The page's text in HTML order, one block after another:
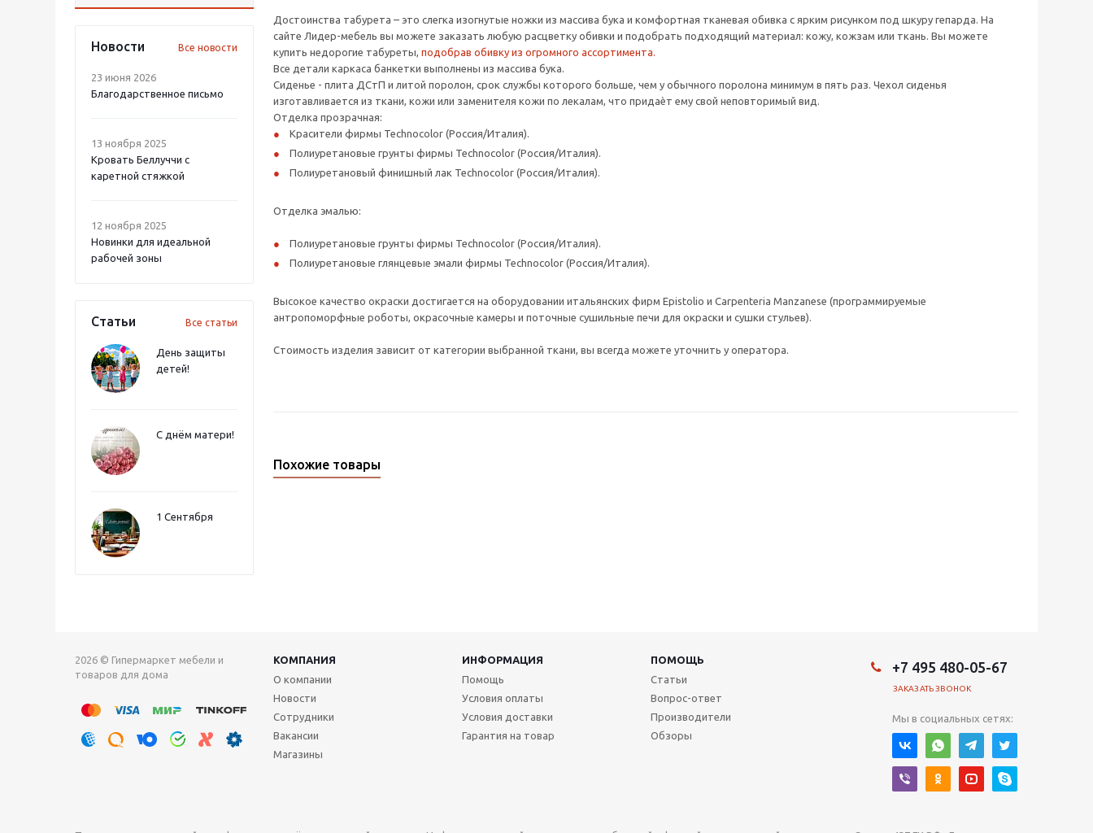
Новости Все новости
23 июня 2026
Благодарственное письмо
13 ноября 2025
Кровать Беллуччи с
каретной стяжкой
12 ноября 2025
Новинки для идеальной
рабочей зоны
Статьи Все статьи
День защиты
детей!
С днём матери!
1 Сентября
Достоинства табурета – это слегка изогнутые ножки из массива бука и комфортная тканевая обивка с ярким рисунком под шкуру гепарда. На
сайте Лидер-мебель вы можете заказать любую расцветку обивки и подобрать подходящий материал: кожу, кожзам или ткань. Вы можете
купить недорогие табуреты, подобрав обивку из огромного ассортимента.
Все детали каркаса банкетки выполнены из массива бука.
Сиденье - плита ДСтП и литой поролон, срок службы которого больше, чем у обычного поролона минимум в пять раз. Чехол сиденья
изготавливается из ткани, кожи или заменителя кожи по лекалам, что придаѐт ему свой неповторимый вид.
Отделка прозрачная:
Красители фирмы Technocolor (Россия/Италия).
Полиуретановые грунты фирмы Technocolor (Россия/Италия).
Полиуретановый финишный лак Technocolor (Россия/Италия).
Отделка эмалью:
Полиуретановые грунты фирмы Technocolor (Россия/Италия).
Полиуретановые глянцевые эмали фирмы Technocolor (Россия/Италия).
Высокое качество окраски достигается на оборудовании итальянских фирм Epistolio и Carpenteria Manzanese (программируемые
антропоморфные роботы, окрасочные камеры и поточные сушильные печи для окраски и сушки стульев).
Стоимость изделия зависит от категории выбранной ткани, вы всегда можете уточнить у оператора.
Похожие товары
2026 © Гипермаркет мебели и
товаров для дома
КОМПАНИЯ ИНФОРМАЦИЯ
ПОМОЩЬ
О компании
Новости
Сотрудники
Вакансии
Магазины
Помощь
Условия оплаты
Условия доставки
Гарантия на товар
Статьи
Вопрос-ответ
Производители
Обзоры
+7 495 480-05-67
ЗАКАЗАТЬ ЗВОНОК
Мы в социальных сетях: